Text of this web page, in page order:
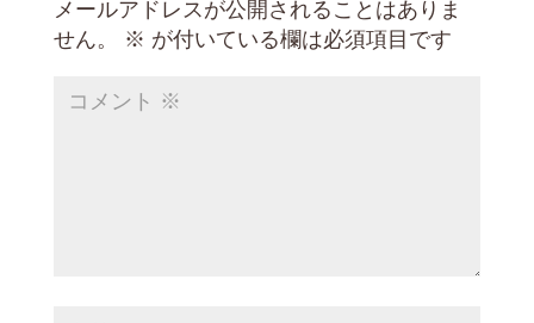
メールアドレスが公開されることはありま
せん。
※ が付いている欄は必須項目です